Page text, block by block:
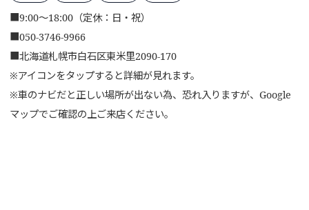
■9:00～18:00（定休：日・祝）
■050-3746-9966
■北海道札幌市白石区東米里2090-170
※アイコンをタップすると詳細が見れます。
※車のナビだと正しい場所が出ない為、恐れ入りますが、Google
マップでご確認の上ご来店ください。